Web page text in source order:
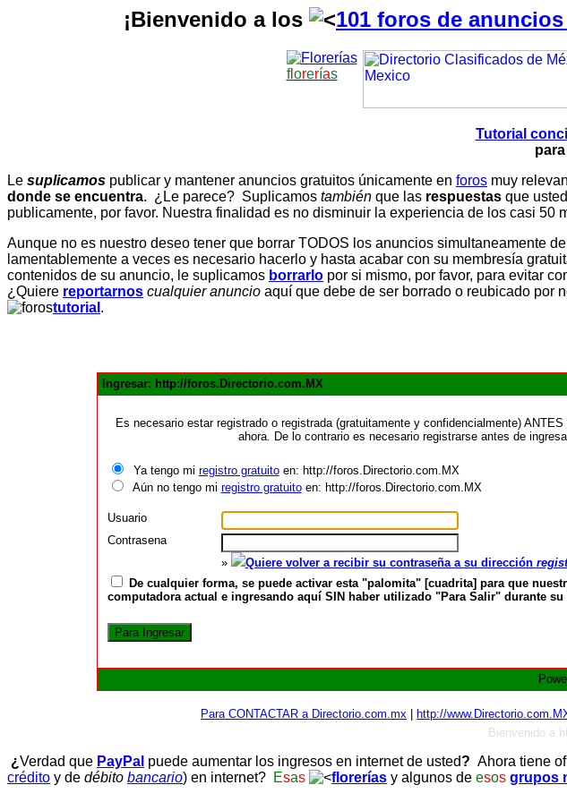
¡Bienvenido a los 101 foros de
florerías
Tutorial
Le suplicamos publicar y mantener anuncios gratuitos únicamente en foros muy
donde se encuentra. ¿Le parece? Suplicamos también que las respuestas que
publicamente, por favor. Nuestra finalidad es no disminuir la experiencia de los casi 50
Aunque no es nuestro deseo tener que borrar TODOS los anuncios simultaneamente
lamentablemente a veces es necesario hacerlo y hasta acabar con su membresía
contenidos de su anuncio, le suplicamos borrarlo por si mismo, por favor, para evitar
¿Quiere reportarnos cualquier anuncio aquí que debe de ser borrado o reubicado por
tutorial .
Ingresar: http://foros.Directorio.com.MX
Es necesario estar registrado o registrada (gratuitamente y confidencialmente)
ahora. De lo contrario es necesario registrarse antes de
Ya tengo mi registro gratuitoen: http://foros.Directorio.com.MX
Aún no tengo mi registro gratuitoen: http://foros.Directorio.com.MX
Usuario
Contrasena
»
Quiere volver a recibir su contraseña a su dirección
De cualquier forma, se puede activar esta "palomita" [cuadrita] para que
computadora actual e ingresando aquí SIN haber utilizado "Para Salir" durante
Para CONTACTAR a Directorio.com.mx http://
Bienvenido a
¿Verdad que PayPal puede aumentar los ingresos en internet de usted? Ahora tiene
crédito y de débito bancario) en internet? Esas florerías y algunos de esos grupos